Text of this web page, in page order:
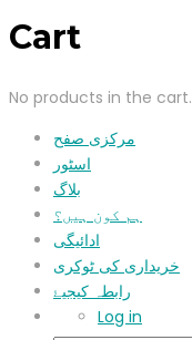
Cart
No products in the cart.
مرکزی صفح
اسٹور
بلاگ
ہم کون ہیں؟
ادائیگی
خریداری کی ٹوکری
رابطہ کیجیۓ
Log in